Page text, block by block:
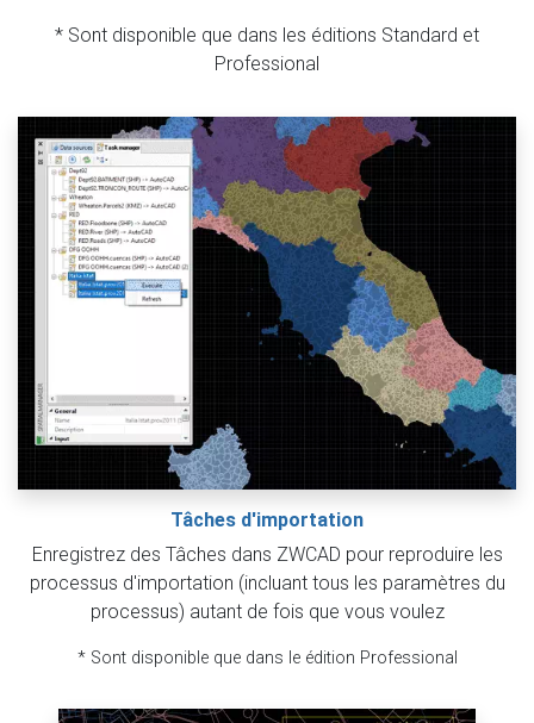
* Sont disponible que dans les éditions Standard et
Professional
Tâches d'importation
Enregistrez des Tâches dans ZWCAD pour reproduire les
processus d'importation (incluant tous les paramètres du
processus) autant de fois que vous voulez
* Sont disponible que dans le édition Professional